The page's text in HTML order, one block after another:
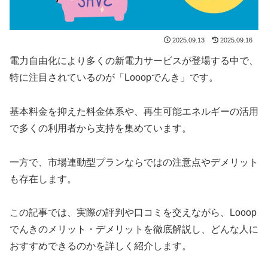
2025.09.13 2025.09.16
電力自由化により多くの新電力サービスが登場する中で、
特に注目されているのが「Looopでんき」です。
基本料金を抑えた料金体系や、再生可能エネルギーの活用
で多くの利用者から支持を集めています。
一方で、市場連動型プランならではの注意点やデメリット
も存在します。
この記事では、実際の評判や口コミを交えながら、Looop
でんきのメリット・デメリットを徹底解説し、どんな人に
おすすめできるのかを詳しく紹介します。